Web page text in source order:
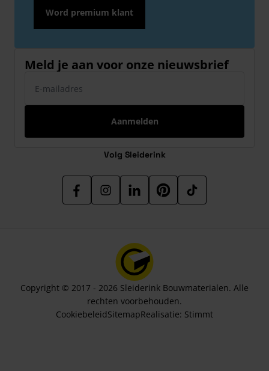
Word premium klant
Meld je aan voor onze nieuwsbrief
Aanmelden
Volg Sleiderink
Copyright © 2017 - 2026 Sleiderink Bouwmaterialen. Alle
rechten voorbehouden.
CookiebeleidSitemapRealisatie: Stimmt